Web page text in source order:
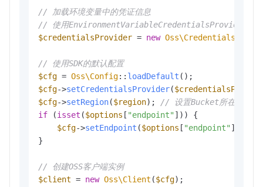
// 加载环境变量中的凭证信息
// 使用EnvironmentVariableCredentialsProvider从环
$credentialsProvider = new
// 使用SDK的默认配置
$cfg = Oss\Config:: loadDefault
$cfg->setCredentialsProvider(
$cfg->setRegion($region);
// 设置Bucket所在的地域
if (isset ($options [ "endpoint" ])) {
$cfg->setEndpoint ($options [ "endpoint" ]);
}
// 创建OSS客户端实例
$client = new Oss\Client ($cfg);